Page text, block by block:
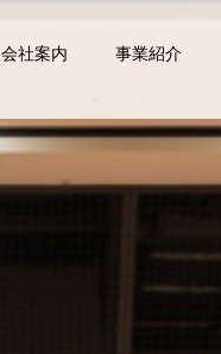
会社案内 事業紹介